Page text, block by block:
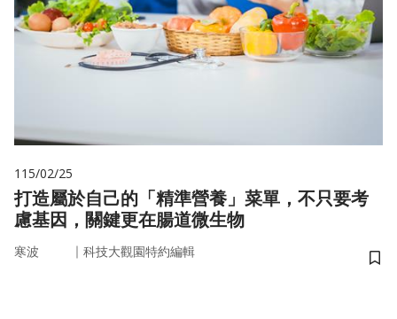
115/02/25
打造屬於自己的「精準營養」菜單，不只要考
慮基因，關鍵更在腸道微生物
寒波 ｜ 科技大觀園特約編輯
儲